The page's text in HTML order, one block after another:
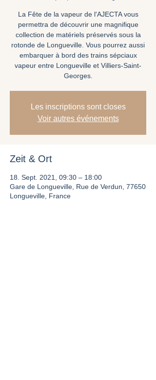
La Fête de la vapeur de l'AJECTA vous
permettra de découvrir une magnifique
collection de matériels préservés sous la
rotonde de Longueville. Vous pourrez aussi
embarquer à bord des trains sépciaux
vapeur entre Longueville et Villiers-Saint-
Georges.
Les inscriptions sont closes
Voir autres événements
Zeit & Ort
18. Sept. 2021, 09:30 – 18:00
Gare de Longueville, Rue de Verdun, 77650
Longueville, France